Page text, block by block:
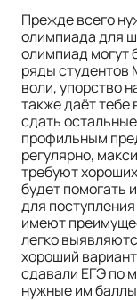
Прежде всего
олимпиада для
олимпиад могут
ряды студентов
воли, упорство
также даёт
сдать
профильным
регулярно,
требуют
будет помогать
для
имеют
легко
хороший
сдавали ЕГЭ по
нужные им